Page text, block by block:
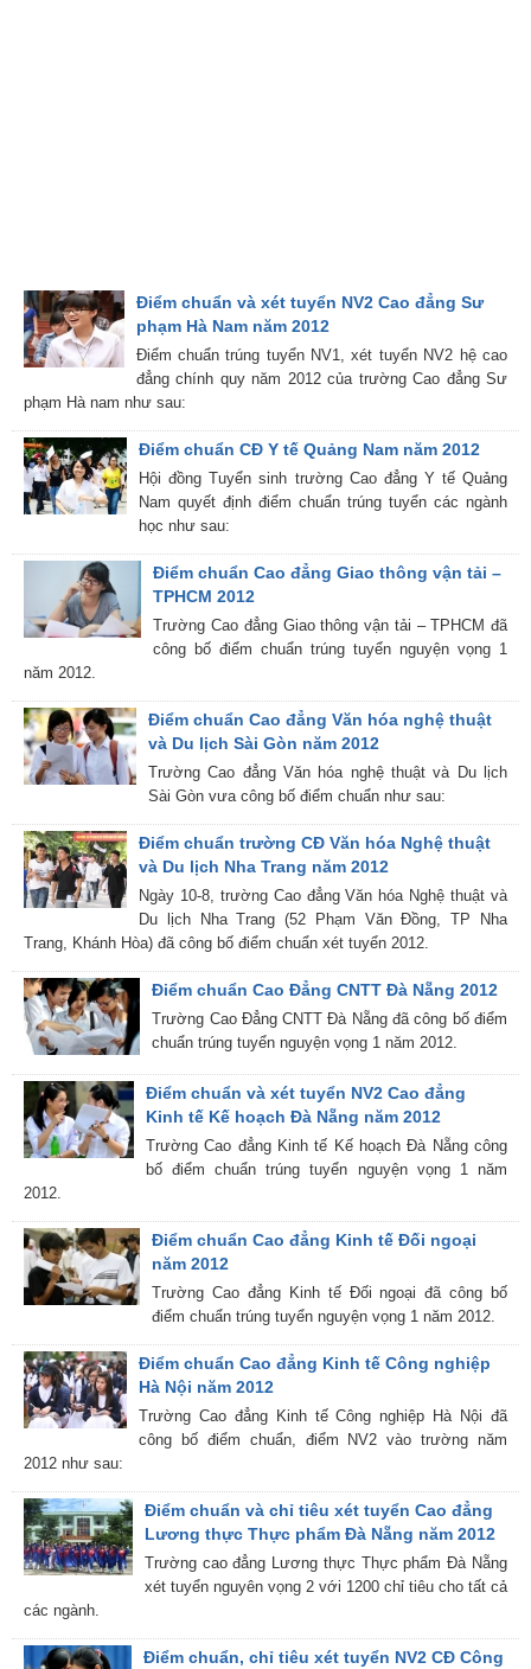
Điểm chuẩn và xét tuyển NV2 Cao đẳng Sư
phạm Hà Nam năm 2012
Điểm chuẩn trúng tuyển NV1, xét tuyển NV2 hệ cao
đẳng chính quy năm 2012 của trường Cao đẳng Sư
phạm Hà nam như sau:
Điểm chuẩn CĐ Y tế Quảng Nam năm 2012
Hội đồng Tuyển sinh trường Cao đẳng Y tế Quảng
Nam quyết định điểm chuẩn trúng tuyển các ngành
học như sau:
Điểm chuẩn Cao đẳng Giao thông vận tải –
TPHCM 2012
Trường Cao đẳng Giao thông vận tải – TPHCM đã
công bố điểm chuẩn trúng tuyển nguyện vọng 1
năm 2012.
Điểm chuẩn Cao đẳng Văn hóa nghệ thuật
và Du lịch Sài Gòn năm 2012
Trường Cao đẳng Văn hóa nghệ thuật và Du lịch
Sài Gòn vưa công bố điểm chuẩn như sau:
Điểm chuẩn trường CĐ Văn hóa Nghệ thuật
và Du lịch Nha Trang năm 2012
Ngày 10-8, trường Cao đẳng Văn hóa Nghệ thuật và
Du lịch Nha Trang (52 Phạm Văn Đồng, TP Nha
Trang, Khánh Hòa) đã công bố điểm chuẩn xét tuyển 2012.
Điểm chuẩn Cao Đẳng CNTT Đà Nẵng 2012
Trường Cao Đẳng CNTT Đà Nẵng đã công bố điểm
chuẩn trúng tuyển nguyện vọng 1 năm 2012.
Điểm chuẩn và xét tuyển NV2 Cao đẳng
Kinh tế Kế hoạch Đà Nẵng năm 2012
Trường Cao đẳng Kinh tế Kế hoạch Đà Nẵng công
bố điểm chuẩn trúng tuyển nguyện vọng 1 năm
2012.
Điểm chuẩn Cao đẳng Kinh tế Đối ngoại
năm 2012
Trường Cao đẳng Kinh tế Đối ngoại đã công bố
điểm chuẩn trúng tuyển nguyện vọng 1 năm 2012.
Điểm chuẩn Cao đẳng Kinh tế Công nghiệp
Hà Nội năm 2012
Trường Cao đẳng Kinh tế Công nghiệp Hà Nội đã
công bố điểm chuẩn, điểm NV2 vào trường năm
2012 như sau:
Điểm chuẩn và chỉ tiêu xét tuyển Cao đẳng
Lương thực Thực phẩm Đà Nẵng năm 2012
Trường cao đẳng Lương thực Thực phẩm Đà Nẵng
xét tuyển nguyên vọng 2 với 1200 chỉ tiêu cho tất cả
các ngành.
Điểm chuẩn, chỉ tiêu xét tuyển NV2 CĐ Công